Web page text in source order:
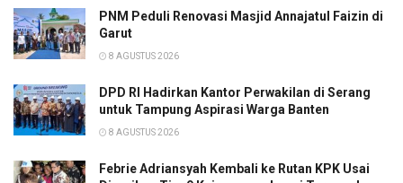
PNM Peduli Renovasi Masjid Annajatul Faizin di
Garut
8 AGUSTUS 2026
DPD RI Hadirkan Kantor Perwakilan di Serang
untuk Tampung Aspirasi Warga Banten
8 AGUSTUS 2026
Febrie Adriansyah Kembali ke Rutan KPK Usai